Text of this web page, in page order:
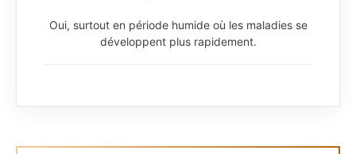
Oui, surtout en période humide où les maladies se
développent plus rapidement.